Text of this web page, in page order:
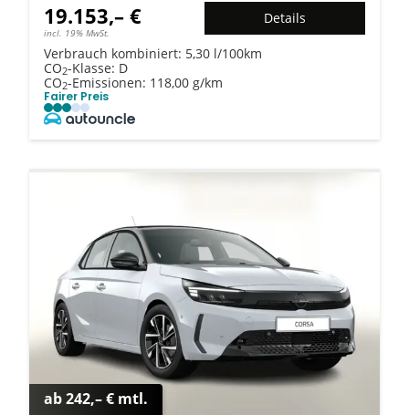
19.153,– €
incl. 19% MwSt.
Details
Verbrauch kombiniert: 5,30 l/100km
CO2-Klasse: D
CO2-Emissionen: 118,00 g/km
Fairer Preis
ab 242,– € mtl.